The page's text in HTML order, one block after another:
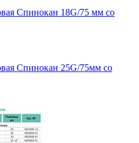
Спинокан 18G/75 мм со
Спинокан 25G/75мм со